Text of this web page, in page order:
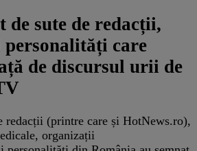
de sute de redacții,
care
de discursul urii de
redacții (printre care și HotNews.ro),
organizații